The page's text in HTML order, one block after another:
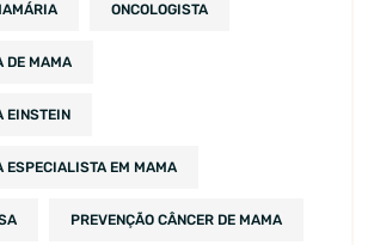
ONCOLOGISTA
DE MAMA
EINSTEIN
ESPECIALISTA EM MAMA
PREVENÇÃO CÂNCER DE MAMA